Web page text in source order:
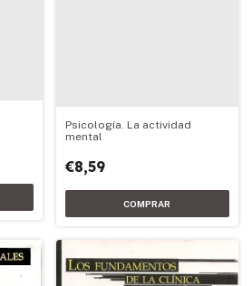
Psicología. La actividad
mental
€8,59